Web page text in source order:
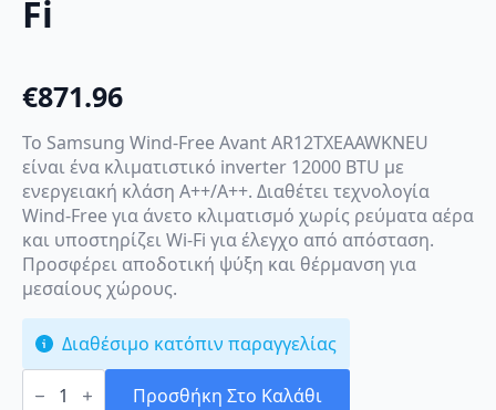
Fi
€871.96
Το Samsung Wind-Free Avant AR12TXEAAWKNEU
είναι ένα κλιματιστικό inverter 12000 BTU με
ενεργειακή κλάση A++/A++. Διαθέτει τεχνολογία
Wind-Free για άνετο κλιματισμό χωρίς ρεύματα αέρα
και υποστηρίζει Wi-Fi για έλεγχο από απόσταση.
Προσφέρει αποδοτική ψύξη και θέρμανση για
μεσαίους χώρους.
Διαθέσιμο κατόπιν παραγγελίας
Samsung
Wind- Προσθήκη Στο Καλάθι